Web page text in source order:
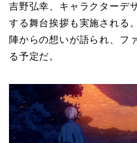
吉野弘幸、キャラクターデ
する舞台挨拶も実施される
陣からの想いが語られ、フ
る予定だ。